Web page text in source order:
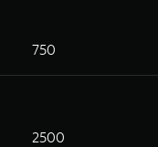
750
2500